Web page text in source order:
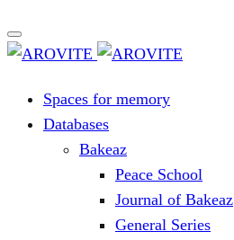
Spaces for memory
Databases
Bakeaz
Peace School
Journal of Bakeaz
General Series